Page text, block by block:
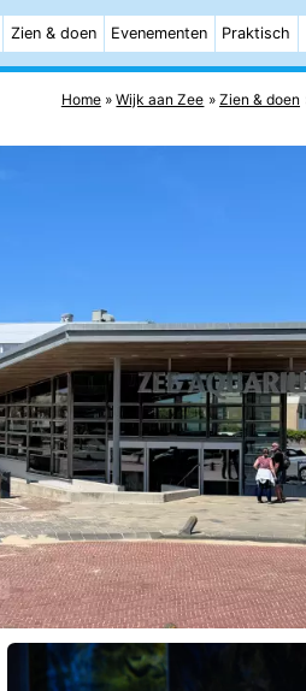
Zien & doen Evenementen Praktisch
Home Wijk aan Zee Zien & doen